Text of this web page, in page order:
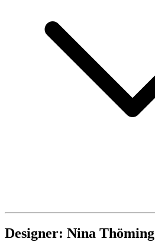
Designer: Nina Thöming